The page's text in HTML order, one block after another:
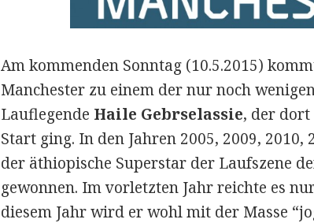
Am kommenden Sonntag (10.5.2015)
Manchester zu einem der nur noch
Lauflegende Haile Gebrselassie, der dort
Start ging. In den Jahren 2005, 2009, 2010,
der äthiopische Superstar der Laufszene
gewonnen. Im vorletzten Jahr reichte es
diesem Jahr wird er wohl mit der Masse